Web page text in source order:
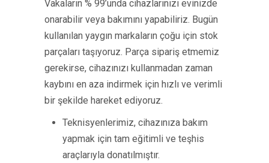
Vakaların % 99’unda cihazlarınızı evinizde
onarabilir veya bakımını yapabiliriz. Bugün
kullanılan yaygın markaların çoğu için stok
parçaları taşıyoruz. Parça sipariş etmemiz
gerekirse, cihazınızı kullanmadan zaman
kaybını en aza indirmek için hızlı ve verimli
bir şekilde hareket ediyoruz.
Teknisyenlerimiz, cihazınıza bakım
yapmak için tam eğitimli ve teşhis
araçlarıyla donatılmıştır.